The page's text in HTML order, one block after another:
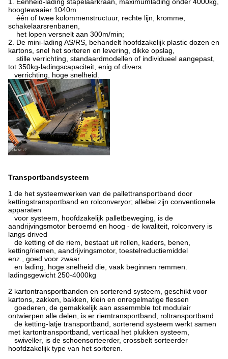
hoogtewaaier 1040m
één of twee kolommenstructuur, rechte lijn, kromme,
schakelaarsrenbanen,
het lopen versnelt aan 300m/min;
2. De mini-lading AS/RS, behandelt hoofdzakelijk plastic dozen en
kartons, snel het sorteren en levering, dikke opslag,
stille verrichting, standaardmodellen of individueel aangepast,
tot 350kg-ladingscapaciteit, enig of divers
verrichting, hoge snelheid.
Transportbandsysteem
1 de het systeemwerken van de pallettransportband door
kettingstransportband en rolconveryor; allebei zijn conventionele
apparaten
voor systeem, hoofdzakelijk palletbeweging, is de
aandrijvingsmotor beroemd en hoog - de kwaliteit, rolconvery is
langs drived
de ketting of de riem, bestaat uit rollen, kaders, benen,
ketting/riemen, aandrijvingsmotor, toestelreductiemiddel
enz., goed voor zwaar
en lading, hoge snelheid die, vaak beginnen remmen.
ladingsgewicht 250-4000kg
2 kartontransportbanden en sorterend systeem, geschikt voor
kartons, zakken, bakken, klein en onregelmatige flessen
goederen, de gemakkelijk aan assemmble tot modulair
ontwierpen alle delen, is er riemtransportband, roltransportband
de ketting-latje transportband, sorterend systeem werkt samen
met kartontransportband, verticaal het plukken systeem,
swiveller, is de schoensorteerder, crossbelt sorteerder
hoofdzakelijk type van het sorteren.